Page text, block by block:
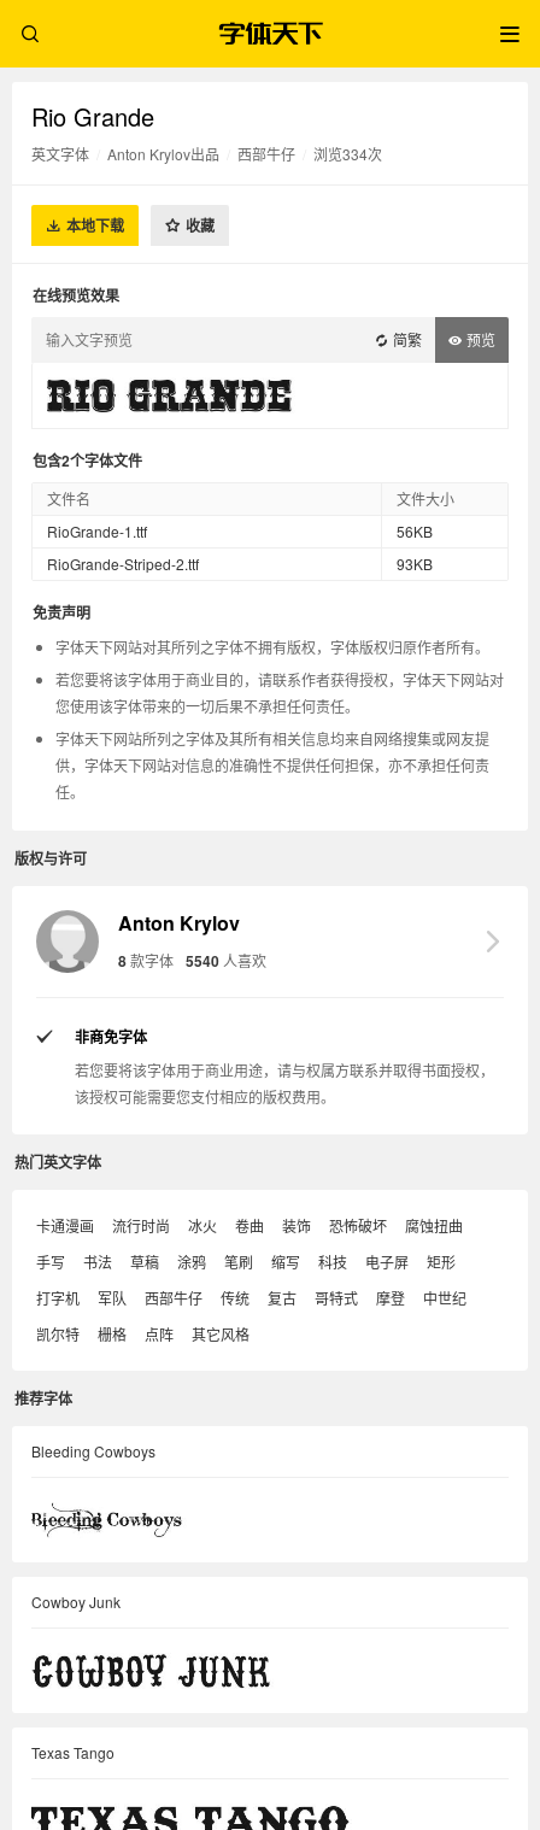
Rio Grande
英文字体 Anton Krylov出品 西部牛仔 浏览334次
本地下载 收藏
在线预览效果
简繁 预览
包含2个字体文件
文件名
文件大小
RioGrande-1.ttf
56KB
RioGrande-Striped-2.ttf
93KB
免责声明
字体天下网站对其所列之字体不拥有版权，字体版权归原作者所有。
若您要将该字体用于商业目的，请联系作者获得授权，字体天下网站对
您使用该字体带来的一切后果不承担任何责任。
字体天下网站所列之字体及其所有相关信息均来自网络搜集或网友提
供，字体天下网站对信息的准确性不提供任何担保，亦不承担任何责
任。
版权与许可
Anton Krylov
8款字体 5540 人喜欢
非商免字体
若您要将该字体用于商业用途，请与权属方联系并取得书面授权，
该授权可能需要您支付相应的版权费用。
热门英文字体
卡通漫画 流行时尚 冰火 卷曲 装饰 恐怖破坏
腐蚀扭曲
手写
书法 草稿 涂鸦 笔刷 缩写 科技 电子屏
矩形
打字机
军队 西部牛仔 传统 复古 哥特式 摩登
中世纪
凯尔特
栅格 点阵 其它风格
推荐字体
Bleeding Cowboys
Cowboy Junk
Texas Tango